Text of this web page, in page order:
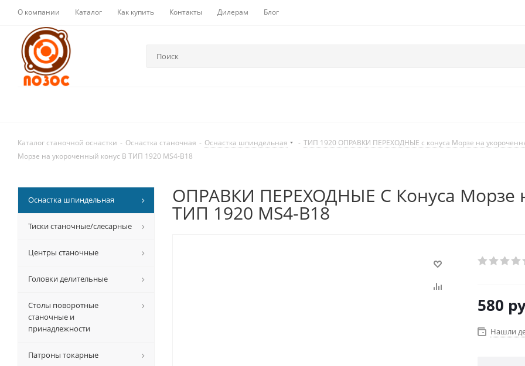
О компании Каталог Как купить Контакты Дилерам Блог
Каталог станочной оснастки - Оснастка станочная - Оснастка шпиндельная - ТИП 1920 ОПРАВКИ ПЕРЕХОДНЫЕ с конуса Морзе на
Морзе на укороченный конус В ТИП 1920 MS4-B18
ОПРАВКИ ПЕРЕХОДНЫЕ С Конуса Морзе
ТИП 1920 MS4-B18
580
Нашли
Оснастка шпиндельная
Тиски станочные/слесарные
Центры станочные
Головки делительные
Столы поворотные
станочные и
принадлежности
Патроны токарные